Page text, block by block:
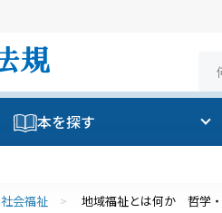
本を探す
社会福祉 > 地域福祉とは何か 哲学